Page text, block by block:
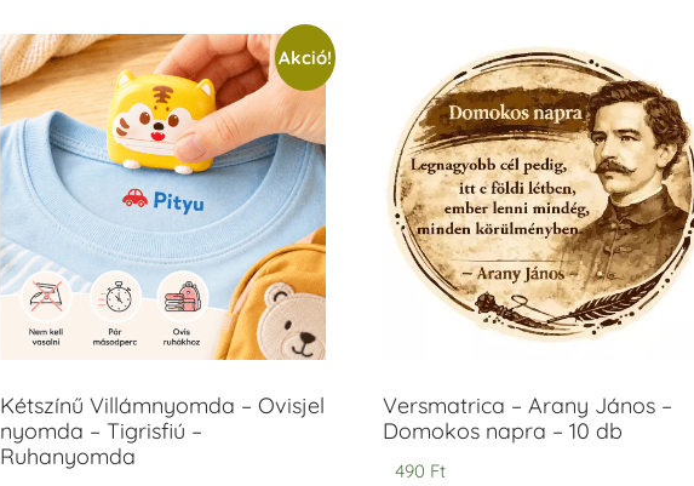
Akció!
Kétszínű Villámnyomda – Ovisjel
nyomda – Tigrisfiú –
Ruhanyomda
Versmatrica – Arany János –
Domokos napra – 10 db
490 Ft